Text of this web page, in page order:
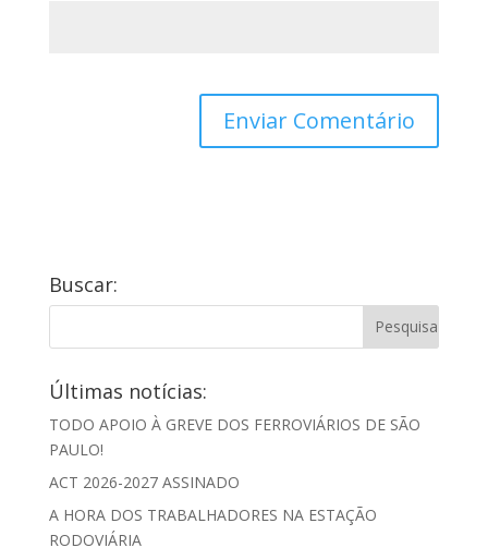
Buscar:
Últimas notícias:
TODO APOIO À GREVE DOS FERROVIÁRIOS DE SÃO
PAULO!
ACT 2026-2027 ASSINADO
A HORA DOS TRABALHADORES NA ESTAÇÃO
RODOVIÁRIA